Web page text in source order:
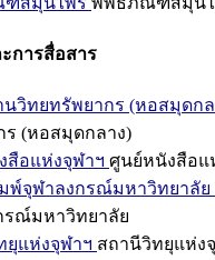
การสื่อสาร
นวิทยทรัพยากร (หอสมุดกล
ร (หอสมุดกลาง)
สือแห่งจุฬาฯ ศูนย์หนังสือแ
พ์จุฬาลงกรณ์มหาวิทยาลัย
รณ์มหาวิทยาลัย
ยุแห่งจุฬาฯ สถานีวิทยุแห่ง